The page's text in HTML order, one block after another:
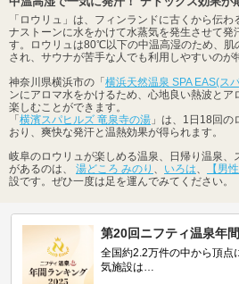
「ロウリュ」は、フィンランドに古くから伝
ナストーンに水をかけて水蒸気を発生させて発
す。ロウリュは80℃以下の中温高湿のため、肌
され、サウナが苦手な人でも利用しやすいのが
神奈川県横浜市の「 横浜天然温泉 SPA EAS(ス
ンにアロマ水をかけるため、心地良い熱波とア
楽しむことができます。
「 横濱スパヒルズ 竜泉寺の湯 」は、1日18回の
おり、爽快な発汗と温熱効果が得られます。
岐阜のロウリュが楽しめる温泉、日帰り温泉、
があるのは、 湯どころ みのり 、 いろは、 【男
設です。ぜひ一度は足を運んでみてください。
第20回ニフティ温泉年
全国約2.2万件の中から頂点
気施設は…